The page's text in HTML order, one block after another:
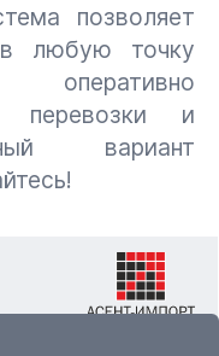
позволяет
любую точку
оперативно
перевозки и
вариант